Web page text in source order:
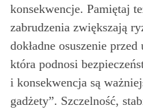
konsekwencje. Pamiętaj
zabrudzenia zwiększają
dokładne osuszenie
która podnosi
i konsekwencja są
gadżety”. Szczelność,